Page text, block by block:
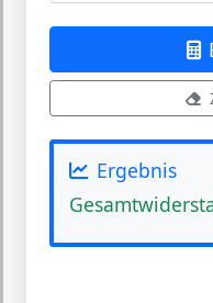
Ergebnis